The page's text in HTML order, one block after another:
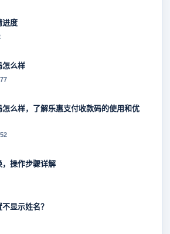
进度
怎么样
么样，了解乐惠支付收款码的使用和优
操作步骤详解
显示姓名？